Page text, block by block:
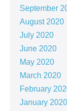
September
August 2020
July 2020
June 2020
May 2020
March 2020
February
January 2020